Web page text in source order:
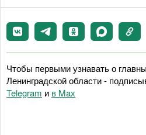
Чтобы первыми узнавать о
Ленинградской области -
Telegram и в Maх